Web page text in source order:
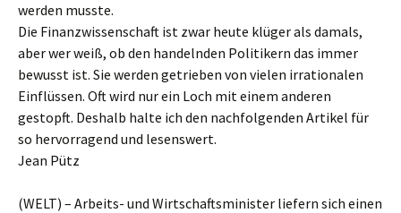
werden musste.
Die Finanzwissenschaft ist zwar heute klüger als damals,
aber wer weiß, ob den handelnden Politikern das immer
bewusst ist. Sie werden getrieben von vielen irrationalen
Einflüssen. Oft wird nur ein Loch mit einem anderen
gestopft. Deshalb halte ich den nachfolgenden Artikel für
so hervorragend und lesenswert.
Jean Pütz
(WELT) – Arbeits- und Wirtschaftsminister liefern sich einen